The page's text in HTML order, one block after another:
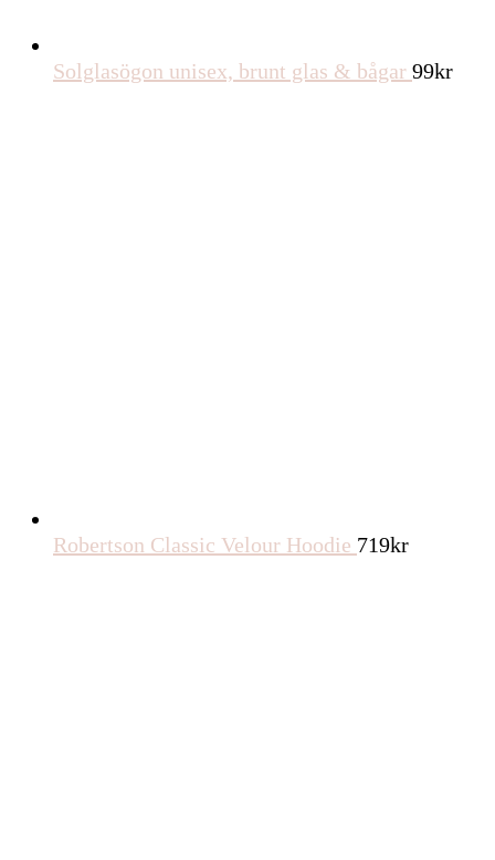
Solglasögon unisex, brunt glas & bågar 99kr
Robertson Classic Velour Hoodie 719kr